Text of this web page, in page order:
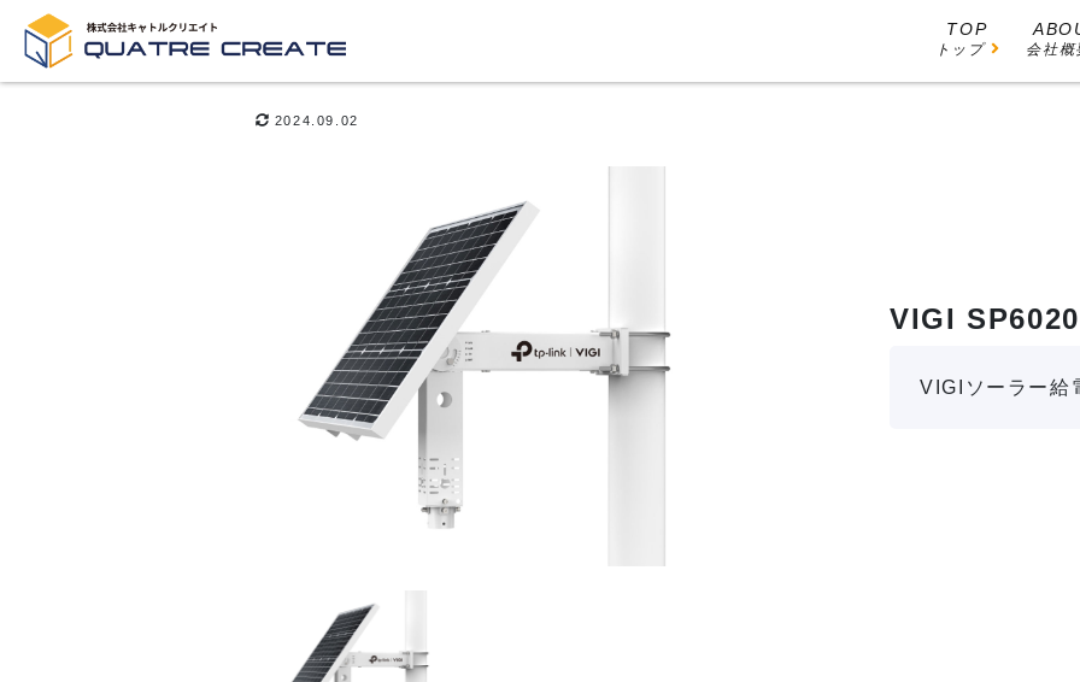
TOP
トップ 会社概
2024.09.02
VIGI SP6020
VIGIソーラー給